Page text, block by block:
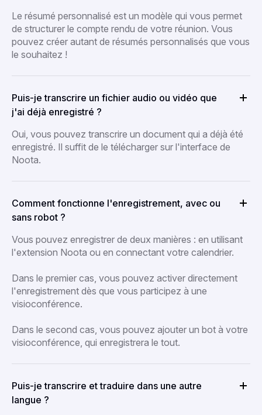
Le résumé personnalisé est un modèle qui vous permet
de structurer le compte rendu de votre réunion. Vous
pouvez créer autant de résumés personnalisés que vous
le souhaitez !
Puis-je transcrire un fichier audio ou vidéo que
j'ai déjà enregistré ?
Oui, vous pouvez transcrire un document qui a déjà été
enregistré. Il suffit de le télécharger sur l'interface de
Noota.
Comment fonctionne l'enregistrement, avec ou
sans robot ?
Vous pouvez enregistrer de deux manières : en utilisant
l'extension Noota ou en connectant votre calendrier.
Dans le premier cas, vous pouvez activer directement
l'enregistrement dès que vous participez à une
visioconférence.
Dans le second cas, vous pouvez ajouter un bot à votre
visioconférence, qui enregistrera le tout.
Puis-je transcrire et traduire dans une autre
langue ?